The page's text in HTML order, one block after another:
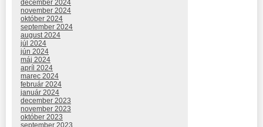
december 2024
november 2024
október 2024
september 2024
august 2024
júl 2024
jún 2024
máj 2024
apríl 2024
marec 2024
február 2024
január 2024
december 2023
november 2023
október 2023